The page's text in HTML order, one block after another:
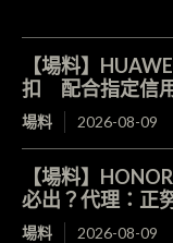
【場料】
扣 配合指定信
場料 2026-08-09
【場料】
必出？代理：正
場料 2026-08-09